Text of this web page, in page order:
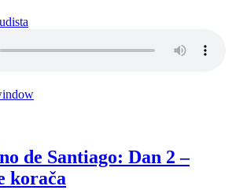
de Santiago: Dan 2 –
korača